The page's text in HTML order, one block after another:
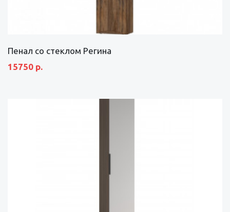
Пенал со стеклом Регина
15750 р.